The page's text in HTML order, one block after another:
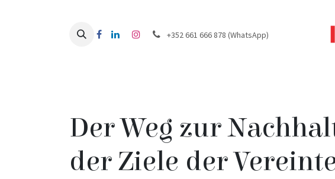
+352 661 666 878 (WhatsApp)
Der Weg zur
der Ziele der